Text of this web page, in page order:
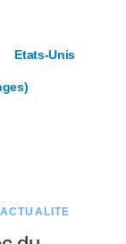
Etats-Unis